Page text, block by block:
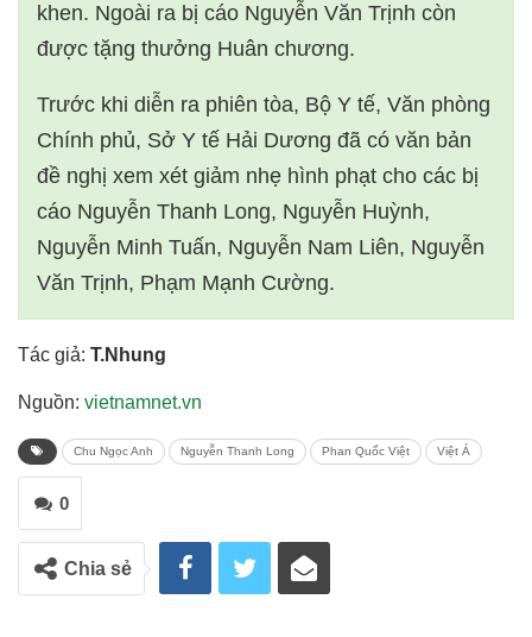
khen. Ngoài ra bị cáo Nguyễn Văn Trịnh còn
được tặng thưởng Huân chương.
Trước khi diễn ra phiên tòa, Bộ Y tế, Văn phòng
Chính phủ, Sở Y tế Hải Dương đã có văn bản
đề nghị xem xét giảm nhẹ hình phạt cho các bị
cáo Nguyễn Thanh Long, Nguyễn Huỳnh,
Nguyễn Minh Tuấn, Nguyễn Nam Liên, Nguyễn
Văn Trịnh, Phạm Mạnh Cường.
Tác giả: T.Nhung
Nguồn: vietnamnet.vn
Chu Ngọc Anh Nguyễn Thanh Long Phan Quốc Việt Việt Á
0
Chia sẻ